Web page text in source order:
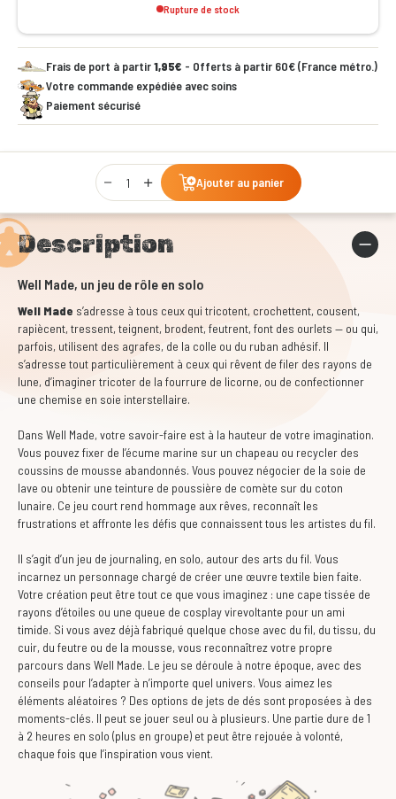
Rupture de stock
Frais de port à partir1,95€ - Offerts à partir 60€ (France métro.)
Votre commande expédiée avec soins
Paiement sécurisé
Qty
Ajouter au panier
Description
Well Made, un jeu de rôle en solo
Well Made s’adresse à tous ceux qui tricotent, crochettent, cousent,
rapiècent, tressent, teignent, brodent, feutrent, font des ourlets — ou qui,
parfois, utilisent des agrafes, de la colle ou du ruban adhésif. Il
s’adresse tout particulièrement à ceux qui rêvent de filer des rayons de
lune, d’imaginer tricoter de la fourrure de licorne, ou de confectionner
une chemise en soie interstellaire.
Dans Well Made, votre savoir-faire est à la hauteur de votre imagination.
Vous pouvez fixer de l’écume marine sur un chapeau ou recycler des
coussins de mousse abandonnés. Vous pouvez négocier de la soie de
lave ou obtenir une teinture de poussière de comète sur du coton
lunaire. Ce jeu court rend hommage aux rêves, reconnaît les
frustrations et affronte les défis que connaissent tous les artistes du fil.
Il s’agit d’un jeu de journaling, en solo, autour des arts du fil. Vous
incarnez un personnage chargé de créer une œuvre textile bien faite.
Votre création peut être tout ce que vous imaginez : une cape tissée de
rayons d’étoiles ou une queue de cosplay virevoltante pour un ami
timide. Si vous avez déjà fabriqué quelque chose avec du fil, du tissu, du
cuir, du feutre ou de la mousse, vous reconnaîtrez votre propre
parcours dans Well Made. Le jeu se déroule à notre époque, avec des
conseils pour l’adapter à n’importe quel univers. Vous aimez les
éléments aléatoires ? Des options de jets de dés sont proposées à des
moments-clés. Il peut se jouer seul ou à plusieurs. Une partie dure de 1
à 2 heures en solo (plus en groupe) et peut être rejouée à volonté,
chaque fois que l’inspiration vous vient.